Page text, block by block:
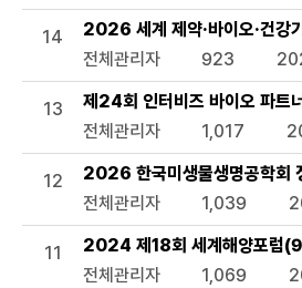
14
2026 세계 제약·바이오·건
전체관리자
923
13
제24회 인터비즈 바이오 파
전체관리자
1,017
12
2026 한국미생물생명공학
전체관리자
1,039
11
2024 제18회 세계해양포
전체관리자
1,069